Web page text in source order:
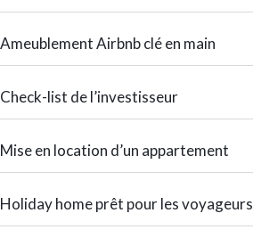
Ameublement Airbnb clé en main
Check-list de l’investisseur
Mise en location d’un appartement
Holiday home prêt pour les voyageurs